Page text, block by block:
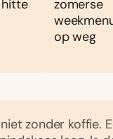
zomerse
op weg
zonder koffie.